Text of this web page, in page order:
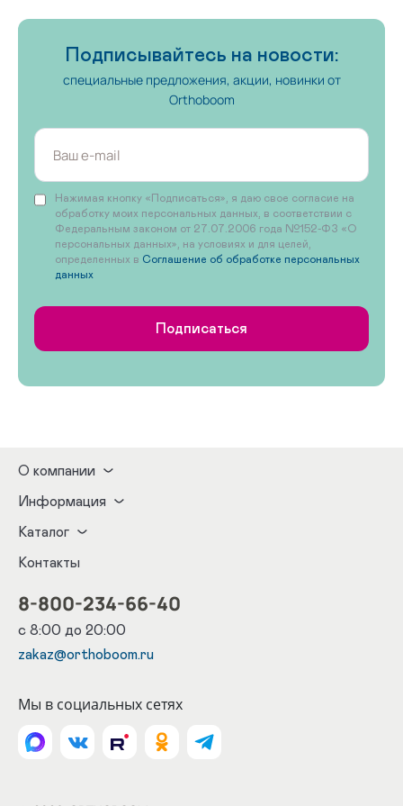
Подписывайтесь на новости:
специальные предложения, акции, новинки от
Orthoboom
Нажимая кнопку «Подписаться», я даю свое согласие на
обработку моих персональных данных, в соответствии с
Федеральным законом от 27.07.2006 года №152-ФЗ «О
персональных данных», на условиях и для целей,
определенных в Соглашение об обработке персональных
данных
Подписаться
О компании
Информация
Каталог
Контакты
8-800-234-66-40
с 8:00 до 20:00
zakaz@orthoboom.ru
Мы в социальных сетях